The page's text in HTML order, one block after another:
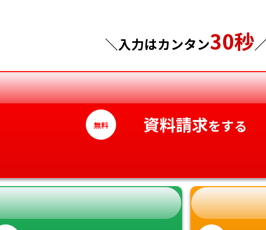
神奈川県
徳島県
愛媛県
高知県
＼入力はカンタン30秒
無料 資料請求をする